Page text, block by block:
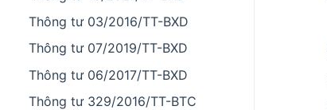
Thông tư 03/2016/TT-BXD
Thông tư 07/2019/TT-BXD
Thông tư 06/2017/TT-BXD
Thông tư 329/2016/TT-BTC